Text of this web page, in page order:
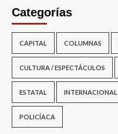
Categorías
CAPITAL COLUMNAS
CULTURA / ESPECTÁCULOS
ESTATAL INTERNACIONAL
POLICÍACA